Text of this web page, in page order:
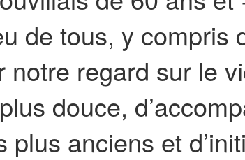
de tous, y compris
notre regard sur le
douce,
plus anciens et